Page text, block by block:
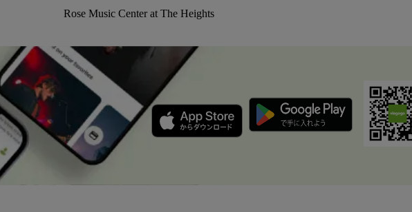
Rose Music Center at The Heights